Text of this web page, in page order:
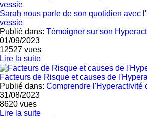
Sarah nous parle de son quotidien avec
vessie
Publié dans: Témoigner sur son
01/09/2023
12527 vues
Lire la suite
Facteurs de Risque et causes de
Publié dans: Comprendre l'Hyperactivité
31/08/2023
8620 vues
Lire la suite